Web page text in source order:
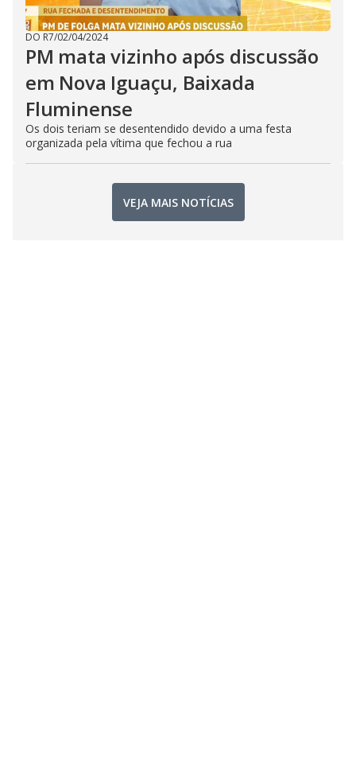
DO R7/02/04/2024
PM mata vizinho após discussão
em Nova Iguaçu, Baixada
Fluminense
Os dois teriam se desentendido devido a uma festa
organizada pela vítima que fechou a rua
VEJA MAIS NOTÍCIAS